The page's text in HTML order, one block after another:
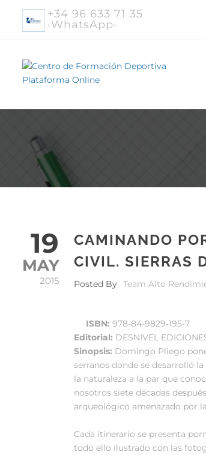
+34 96 633 71 35
·WhatsApp·
19
MAY
2015
CAMINANDO
CIVIL. SIERRAS
Posted By Team Alto
ISBN: 978-84-9829-195-7
Editorial: DESNIVEL
Sinopsis: Domingo Pliego
serranos donde se desarrolló
la naturaleza a la par que
nosotros siete décadas
arqueológico amenazado por
Cada itinerario se presenta
todo ello ilustrado con las